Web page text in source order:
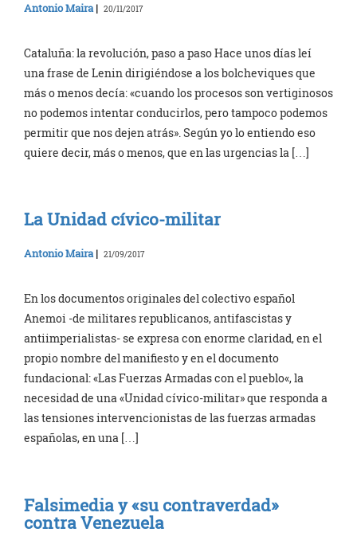
Antonio Maira | 20/11/2017
Cataluña: la revolución, paso a paso Hace unos días leí
una frase de Lenin dirigiéndose a los bolcheviques que
más o menos decía: «cuando los procesos son vertiginosos
no podemos intentar conducirlos, pero tampoco podemos
permitir que nos dejen atrás». Según yo lo entiendo eso
quiere decir, más o menos, que en las urgencias la […]
La Unidad cívico-militar
Antonio Maira| 21/09/2017
En los documentos originales del colectivo español
Anemoi -de militares republicanos, antifascistas y
antiimperialistas- se expresa con enorme claridad, en el
propio nombre del manifiesto y en el documento
fundacional: «Las Fuerzas Armadas con el pueblo«, la
necesidad de una «Unidad cívico-militar» que responda a
las tensiones intervencionistas de las fuerzas armadas
españolas, en una […]
Falsimedia y «su contraverdad»
contra Venezuela